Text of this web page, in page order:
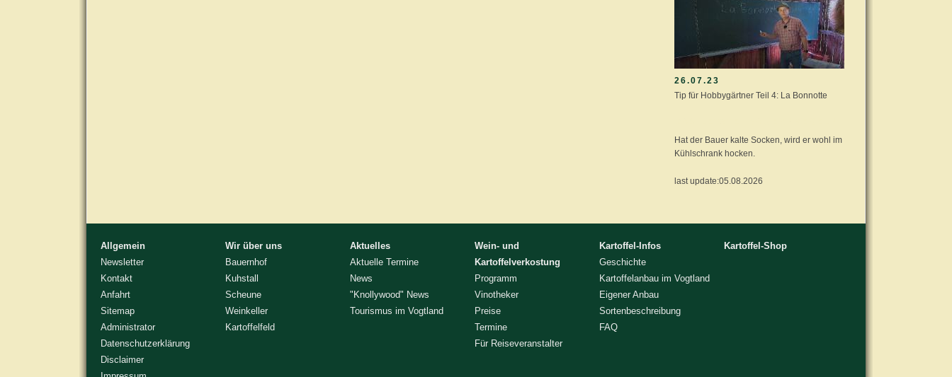
26.07.23
Tip für Hobbygärtner Teil 4: La Bonnotte
Hat der Bauer kalte Socken, wird er wohl im
Kühlschrank hocken.
last update:05.08.2026
Allgemein
Newsletter
Kontakt
Anfahrt
Sitemap
Administrator
Datenschutzerklärung
Disclaimer
Wir über uns
Bauernhof
Kuhstall
Scheune
Weinkeller
Kartoffelfeld
Aktuelles
Aktuelle Termine
News
"Knollywood" News
Tourismus im Vogtland
Wein- und
Kartoffelverkostung
Programm
Vinotheker
Preise
Termine
Für Reiseveranstalter
Kartoffel-Infos
Geschichte
Kartoffelanbau im Vogtland
Eigener Anbau
Sortenbeschreibung
FAQ
Kartoffel-Shop